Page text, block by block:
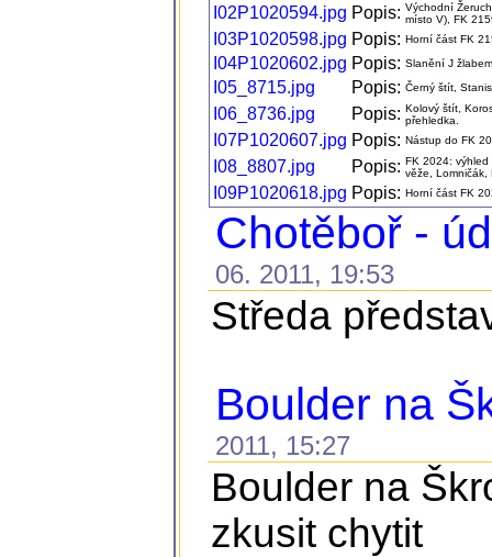
I02P1020594.jpg Popis: Východní
místo V), FK
I03P1020598.jpg Popis: Horní část FK
I04P1020602.jpg Popis: Slanění J
I05_8715.jpg Popis: Černý štít,
I06_8736.jpg Popis: Kolový štít,
přehledka.
I07P1020607.jpg Popis: Nástup do FK
I08_8807.jpg Popis: FK 2024: výhled
věže, Lomničák,
I09P1020618.jpg Popis: Horní část FK
Chotěboř -
06. 2011, 19:53
Středa
Boulder na
2011, 15:27
Boulder na
zkusit chytit